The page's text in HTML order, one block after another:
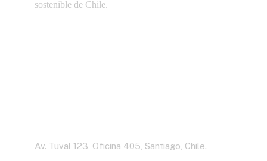
sostenible de Chile.
Av. Tuval 123, Oficina 405, Santiago, Chile.